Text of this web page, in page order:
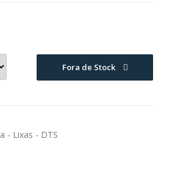
Fora de Stock
- Lixas - DTS